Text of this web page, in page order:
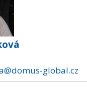
global.cz